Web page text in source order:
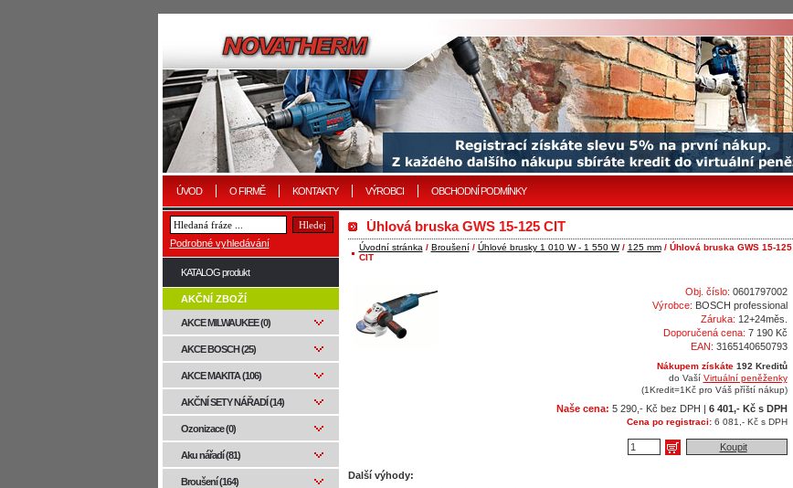
ÚVOD O FIRMĚ KONTAKTY VÝROBCI OBCHODNÍ PODMÍNKY
Úhlová bruska GWS 15-125 CIT
Úvodní stránka / Broušení/ Úhlové brusky 1 010 W - 1 550 W/ 125 mm/ Úhlová bruska GWS 15-125
CIT
Obj. číslo: 0601797002
Výrobce: BOSCH professional
Záruka: 12+24měs.
Doporučená cena: 7 190 Kč
EAN: 3165140650793
Nákupem získáte192 Kreditů
do Vaší Virtuální peněženky
(1Kredit=1Kč pro Váš příští nákup)
Naše cena: 5 290,- Kč bez DPH | 6 401,- Kč s DPH
Cena po registraci:6 081,- Kč s DPH
Koupit
Další výhody:
Podrobné vyhledávání
KATALOG produkt
AKČNÍ ZBOŽÍ
AKCE MILWAUKEE (0)
AKCE BOSCH (25)
AKCE MAKITA (106)
AKČNÍ SETY NÁŘADÍ (14)
Ozonizace (0)
Aku nářadí (81)
Broušení (164)